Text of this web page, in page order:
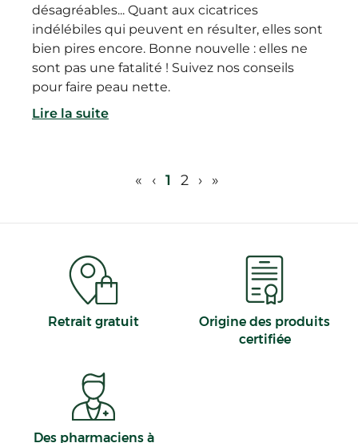
désagréables... Quant aux cicatrices
indélébiles qui peuvent en résulter, elles sont
bien pires encore. Bonne nouvelle : elles ne
sont pas une fatalité ! Suivez nos conseils
pour faire peau nette.
Lire la suite
« ‹ 1 2 › »
Retrait gratuit
Origine des produits
certifiée
Des pharmaciens à